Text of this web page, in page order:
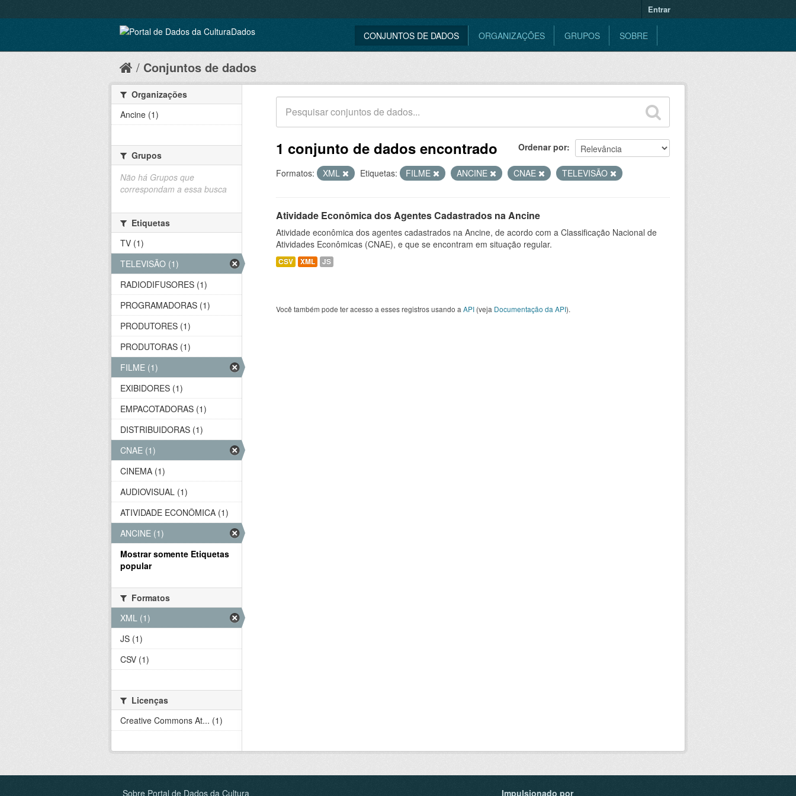
Entrar
CONJUNTOS DE DADOS ORGANIZAÇÕES GRUPOS SOBRE
Conjuntos de dados
Ordenar por
1 conjunto de dados encontrado
Formatos: XML Etiquetas: FILME ANCINE CNAE TELEVISÃO
Atividade Econômica dos Agentes Cadastrados na Ancine
Atividade econômica dos agentes cadastrados na Ancine, de acordo com a Classificação Nacional de
Atividades Econômicas (CNAE), e que se encontram em situação regular.
CSV XML JS
Você também pode ter acesso a esses registros usando a API (veja Documentação da API).
Organizações
Ancine (1)
Grupos
Não há Grupos que
correspondam a essa busca
Etiquetas
TV (1)
TELEVISÃO (1)
RADIODIFUSORES (1)
PROGRAMADORAS (1)
PRODUTORES (1)
PRODUTORAS (1)
FILME (1)
EXIBIDORES (1)
EMPACOTADORAS (1)
DISTRIBUIDORAS (1)
CNAE (1)
CINEMA (1)
AUDIOVISUAL (1)
ATIVIDADE ECONÔMICA (1)
ANCINE (1)
Mostrar somente Etiquetas
popular
Formatos
XML (1)
JS (1)
CSV (1)
Licenças
Creative Commons At... (1)
Sobre Portal de Dados da Cultura Impulsionado por